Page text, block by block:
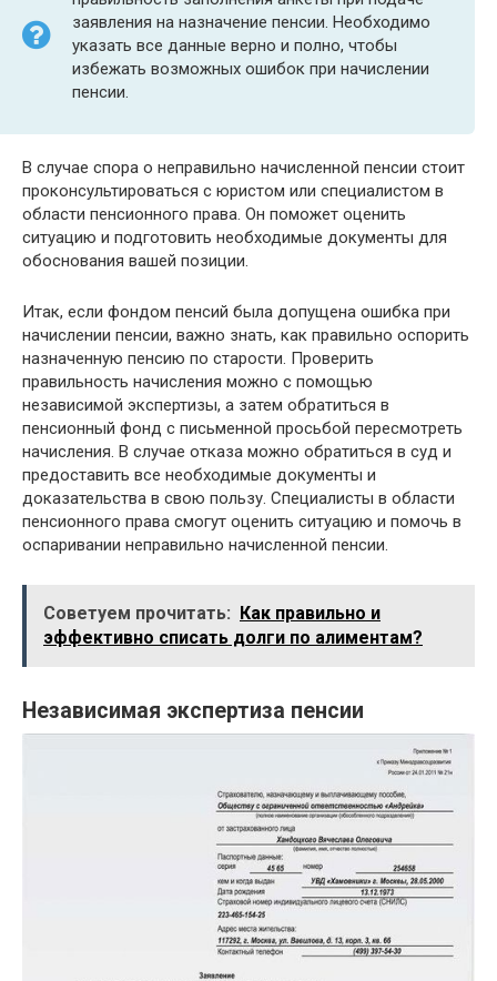
заявления на назначение пенсии. Необходимо
указать все данные верно и полно, чтобы
избежать возможных ошибок при начислении
пенсии.
В случае спора о неправильно начисленной пенсии стоит
проконсультироваться с юристом или специалистом в
области пенсионного права. Он поможет оценить
ситуацию и подготовить необходимые документы для
обоснования вашей позиции.
Итак, если фондом пенсий была допущена ошибка при
начислении пенсии, важно знать, как правильно оспорить
назначенную пенсию по старости. Проверить
правильность начисления можно с помощью
независимой экспертизы, а затем обратиться в
пенсионный фонд с письменной просьбой пересмотреть
начисления. В случае отказа можно обратиться в суд и
предоставить все необходимые документы и
доказательства в свою пользу. Специалисты в области
пенсионного права смогут оценить ситуацию и помочь в
оспаривании неправильно начисленной пенсии.
Советуем прочитать: Как правильно и
эффективно списать долги по алиментам?
Независимая экспертиза пенсии